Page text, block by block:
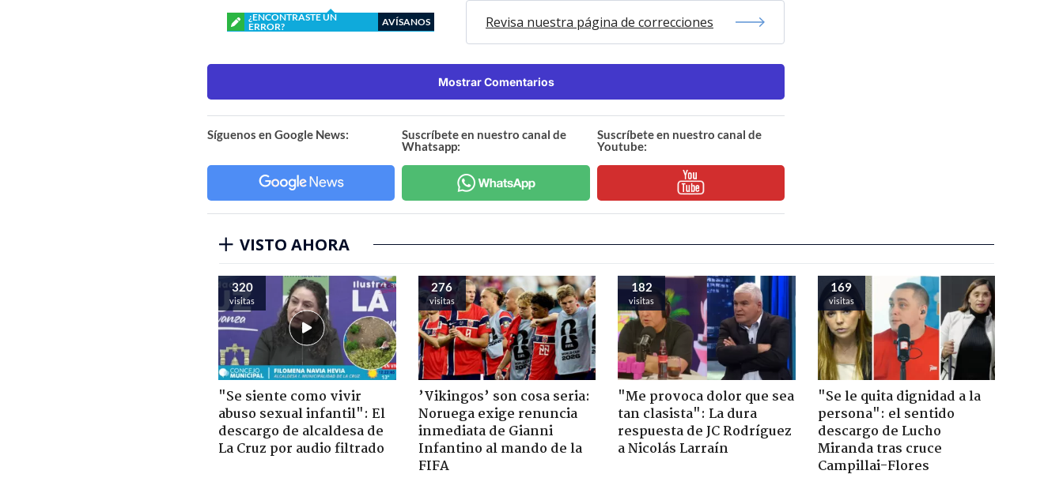
¿ENCONTRASTE UN
ERROR?
AVÍSANOS Revisa nuestra página de correcciones
Mostrar Comentarios
Síguenos en Google News:
Suscríbete en nuestro canal de
Whatsapp:
Suscríbete en nuestro canal de
Youtube:
VISTO AHORA
320
visitas
"Se siente como vivir
abuso sexual infantil": El
descargo de alcaldesa de
La Cruz por audio filtrado
276
visitas
’Vikingos’ son cosa seria:
Noruega exige renuncia
inmediata de Gianni
Infantino al mando de la
FIFA
182
visitas
"Me provoca dolor que sea
tan clasista": La dura
respuesta de JC Rodríguez
a Nicolás Larraín
169
visitas
"Se le quita dignidad a la
persona": el sentido
descargo de Lucho
Miranda tras cruce
Campillai-Flores